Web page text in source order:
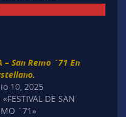
– San Remo ´71 En
10, 2025
«FESTIVAL DE SAN
´71»